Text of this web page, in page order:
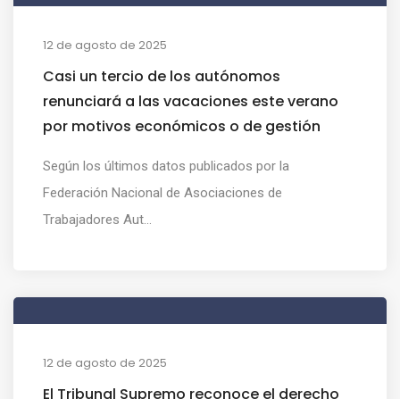
12 de agosto de 2025
Casi un tercio de los autónomos
renunciará a las vacaciones este verano
por motivos económicos o de gestión
Según los últimos datos publicados por la
Federación Nacional de Asociaciones de
Trabajadores Aut...
12 de agosto de 2025
El Tribunal Supremo reconoce el derecho